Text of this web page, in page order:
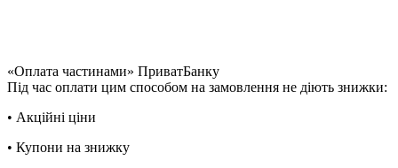
«Оплата частинами» ПриватБанку
Під час оплати цим способом на замовлення не діють знижки:
• Акційні ціни
• Купони на знижку